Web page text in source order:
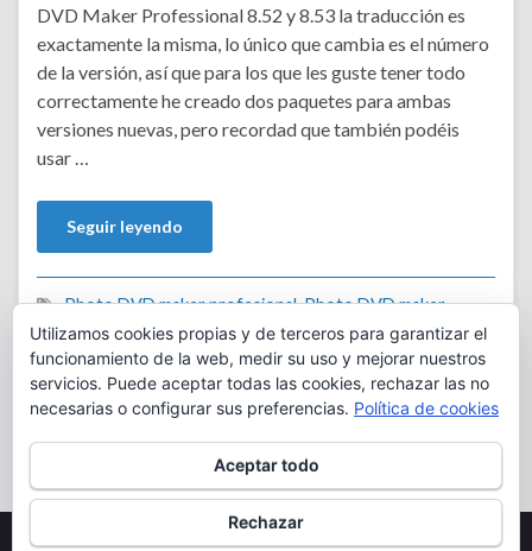
DVD Maker Professional 8.52 y 8.53 la traducción es
exactamente la misma, lo único que cambia es el número
de la versión, así que para los que les guste tener todo
correctamente he creado dos paquetes para ambas
versiones nuevas, pero recordad que también podéis
usar …
Seguir leyendo
Photo DVD maker profesional,Photo DVD maker
profesional 8.52
Photo DVD maker profesional 8.52
español,Photo DVD maker profesional 8.53,Photo DVD
maker profesional 8.53 español,Photo DVD maker
profesional español
Dejar un comentario
Copyright 2022 Tapia
Utilizamos cookies propias y de terceros para garantizar el
funcionamiento de la web, medir su uso y mejorar nuestros
servicios. Puede aceptar todas las cookies, rechazar las no
necesarias o configurar sus preferencias. Política de cookies
Aceptar todo
Rechazar